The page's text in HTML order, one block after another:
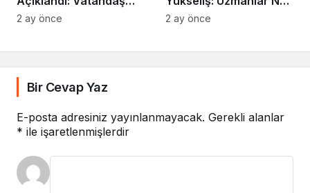
Nasıl Etkilenecek?
2 ay önce
Diyor?
2 ay önce
Bir Cevap Yaz
E-posta adresiniz yayınlanmayacak. Gerekli alanlar
* ile işaretlenmişlerdir